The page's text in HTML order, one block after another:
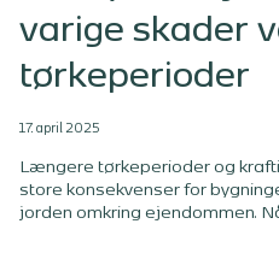
varige skader
tørkeperioder
17. april 2025
Længere tørkeperioder og
store konsekvenser for
jorden omkring ejendommen.